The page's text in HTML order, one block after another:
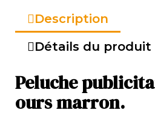
Description
Détails du produit
Peluche
ours marron.